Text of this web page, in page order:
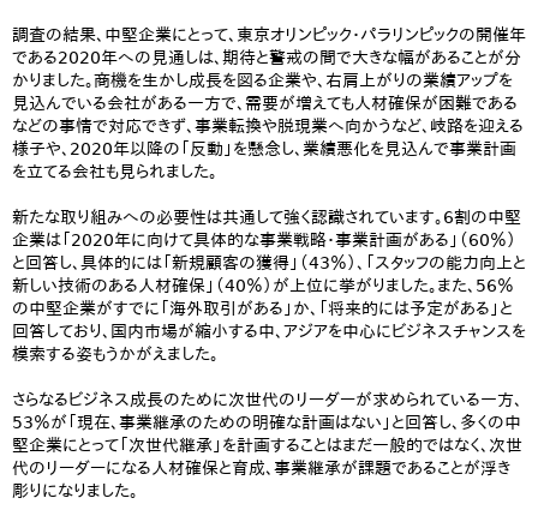
調査の結果、中堅企業にとって、東京オリンピック・パラリンピックの開催年
である2020年への見通しは、期待と警戒の間で大きな幅があることが分
かりました。商機を生かし成長を図る企業や、右肩上がりの業績アップを
見込んでいる会社がある一方で、需要が増えても人材確保が困難である
などの事情で対応できず、事業転換や脱現業へ向かうなど、岐路を迎える
様子や、2020年以降の「反動」を懸念し、業績悪化を見込んで事業計画
を立てる会社も見られました。
新たな取り組みへの必要性は共通して強く認識されています。6割の中堅
企業は「2020年に向けて具体的な事業戦略・事業計画がある」（60％）
と回答し、具体的には「新規顧客の獲得」（43％）、「スタッフの能力向上と
新しい技術のある人材確保」（40％）が上位に挙がりました。また、56％
の中堅企業がすでに「海外取引がある」か、「将来的には予定がある」と
回答しており、国内市場が縮小する中、アジアを中心にビジネスチャンスを
模索する姿もうかがえました。
さらなるビジネス成長のために次世代のリーダーが求められている一方、
53％が「現在、事業継承のための明確な計画はない」と回答し、多くの中
堅企業にとって「次世代継承」を計画することはまだ一般的ではなく、次世
代のリーダーになる人材確保と育成、事業継承が課題であることが浮き
彫りになりました。